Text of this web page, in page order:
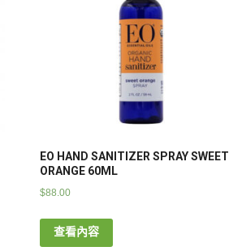
EO HAND SANITIZER SPRAY SWEET
ORANGE 60ML
$88.00
查看內容